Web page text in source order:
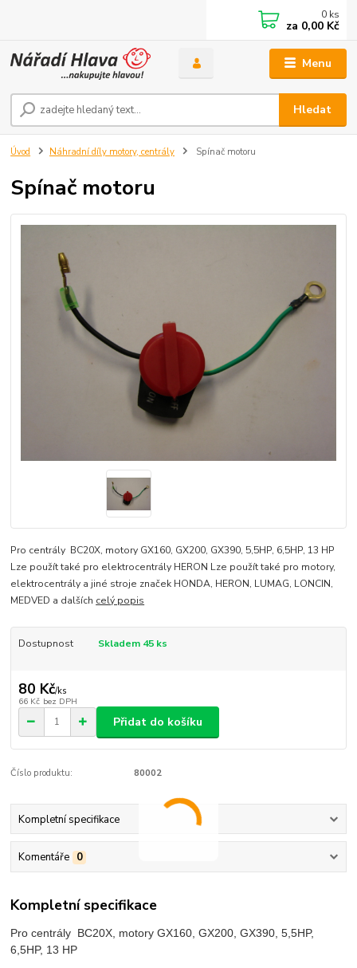
Menu
Hledat
0 ks
za 0,00 Kč
Úvod Náhradní díly motory, centrály Spínač motoru
Spínač motoru
Pro centrály BC20X, motory GX160, GX200, GX390, 5,5HP, 6,5HP, 13 HP
Lze použít také pro elektrocentrály HERON Lze použít také pro motory,
elektrocentrály a jiné stroje značek HONDA, HERON, LUMAG, LONCIN,
MEDVED a dalších celý popis
Dostupnost Skladem 45 ks
80 Kč/ks
66 Kč bez DPH
Přidat do košíku
Číslo produktu: 80002
Kompletní specifikace
Komentáře 0
Kompletní specifikace
Pro centrály BC20X, motory GX160, GX200, GX390, 5,5HP,
6,5HP, 13 HP